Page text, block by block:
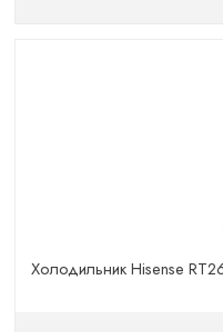
Холодильник Hisense